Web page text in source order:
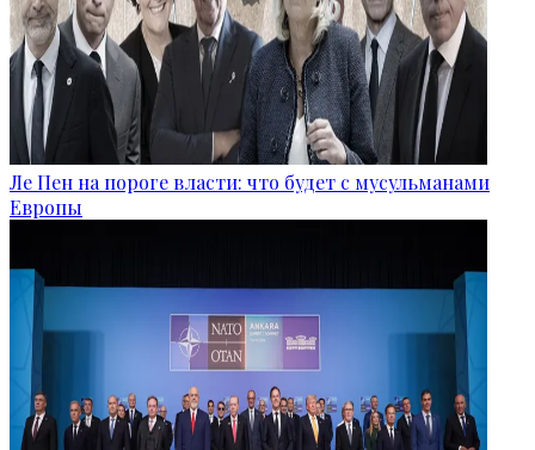
Ле Пен на пороге власти: что будет с мусульманами
Европы